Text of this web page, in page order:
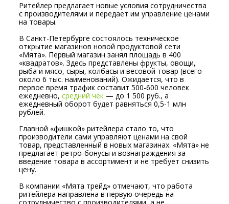
Ритейлер предлагает новые условия сотрудничества
с производителями и передает им управление ценами
на товары.
В Санкт-Петербурге состоялось техническое
открытие магазинов новой продуктовой сети
«Мята». Первый магазин занял площадь в 400
«квадратов». Здесь представлены фрукты, овощи,
рыба и мясо, сыры, колбасы и весовой товар (всего
около 6 тыс. наименований). Ожидается, что в
первое время трафик составит 500-600 человек
ежедневно,средний чек — до 1 500 руб., а
ежедневный оборот будет равняться 0,5-1 млн
рублей.
Главной «фишкой» ритейлера стало то, что
производители сами управляют ценами на свой
товар, представленный в новых магазинах. «Мята» не
предлагает ретро-бонусы и вознаграждения за
введение товара в ассортимент и не требует снизить
цену.
В компании «Мята трейд» отмечают, что работа
ритейлера направлена в первую очередь на